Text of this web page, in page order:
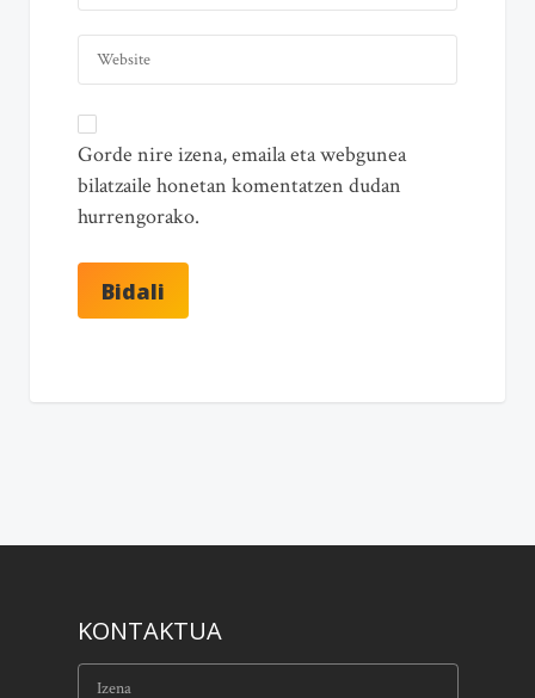
Gorde nire izena, emaila eta webgunea
bilatzaile honetan komentatzen dudan
hurrengorako.
KONTAKTUA